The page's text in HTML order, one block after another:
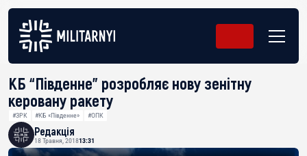
КБ “Південне” розробляє нову зенітну
керовану ракету
#ЗРК #КБ «Південне» #ОПК
Редакція
18 Травня, 201813:31